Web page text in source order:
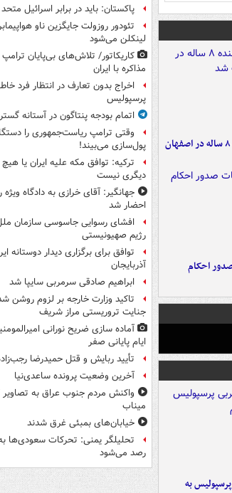
کامیون با راننده ۸ ساله در اصفهان
احکام
به
پاکستان: باید در برابر اسرائیل
تئودور روزولت جایگزین ناو
لینکلن می‌شود
کاریکاتور/ تلاش‌های بی‌پایان ترامپ
مذاکره با ایران
اخراج بدون تعارف در انتظار فرد
پرسپولیس
اتمام بودجه پنتاگون در آستانه
وقتی ترامپ ریاست‌جمهوری را
پول‌سازی می‌بیند!
ترکیه: توافق مکه علیه ایران یا
دیگری نیست
جهانگیر: آقای خرازی به دادگاه
احضار شد
افشای رسوایی جاسوسی سازمان
رژیم صهیونیستی
توافق برای برگزاری دیدار دوستانه
آذربایجان
ابراهیم صادقی سرمربی سایپا شد
تاکید وزارت خارجه بر لزوم روشن
جنایت تروریستی مراز شریف
آماده سازی ضریح نورانی
ایام پایانی صفر
تأیید ربایش و قتل حمیدرضا
آخرین وضعیت پرونده ساعدی‌نیا
واکنش مردم جنوب عراق به تصاویر
میناب
خیابان‌های بمبئی غرق شدند
تحلیلگر یمنی: تحرکات سعودی‌ها
رصد می‌شود